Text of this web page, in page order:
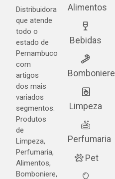
Distribuidora
que atende
todo o
estado de
Pernambuco
com
artigos
dos mais
variados
segmentos:
Produtos
de
Limpeza,
Perfumaria,
Alimentos,
Bomboniere,
Alimentos
Bebidas
Bomboniere
Limpeza
Perfumaria
Pet